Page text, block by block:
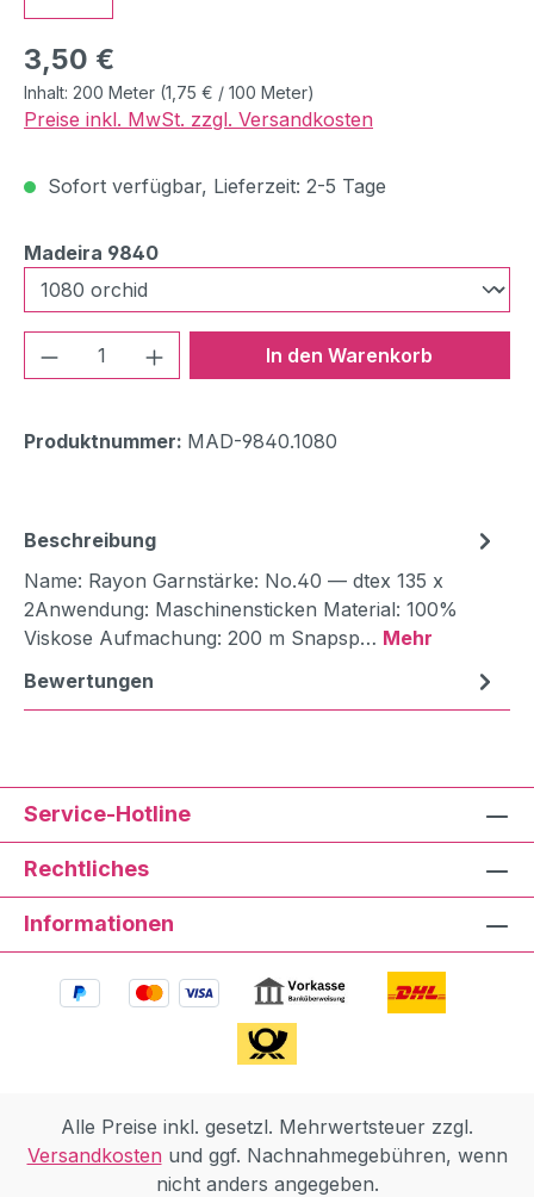
Regulärer Preis:
3,50 €
Inhalt: 200 Meter (1,75 € / 100 Meter)
Preise inkl. MwSt. zzgl. Versandkosten
Sofort verfügbar, Lieferzeit: 2-5 Tage
Madeira 9840auswählen
Produkt Anzahl: Gib denIn den Warenkorb
Produktnummer: MAD-9840.1080
Beschreibung
Name: Rayon Garnstärke: No.40 — dtex 135 x
2Anwendung: Maschinensticken Material: 100%
Viskose Aufmachung: 200 m Snapsp… Mehr
Bewertungen
Service-Hotline
Rechtliches
Informationen
Alle Preise inkl. gesetzl. Mehrwertsteuer zzgl.
Versandkosten und ggf. Nachnahmegebühren, wenn
nicht anders angegeben.